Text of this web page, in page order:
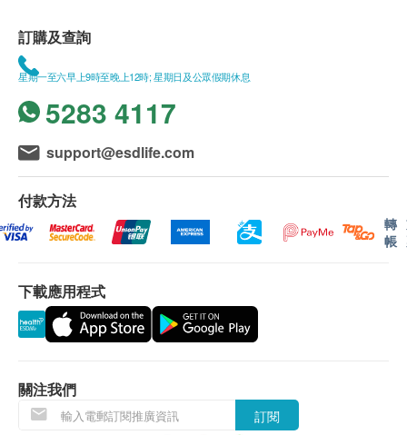
的傷害
適合夜睡人仕
每日1至3粒
建議飯前或飯後服用皆可
送貨條款：
務。賬單總額未滿HK$250需附加HK$40運費。
不排除運送時間會因節日而有所影響。當八號烈風
訊號懸掛或黑色暴雨警告生效時，送貨服務時間將
會延遲。
所有訂單須視乎相關貨品的供應情況再作最後確
單上的貨品，健康網購health.ESDlife有權拒絕接
受該訂單，並且會於送貨前透過電話或電郵通知顧
客再作安排。
當顧客收取已訂購之貨品時，有責任檢查貨品是否
有損毀情況，一經確認簽收，恕不接受退換。
訂購及查詢
星期一至六早上9時至晚上12時; 星期日及公眾假期休息
5283 4117
support@esdlife.com
付款方法
轉
帳
下載應用程式
關注我們
訂閱